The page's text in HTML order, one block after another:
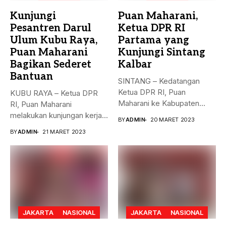
Kunjungi
Pesantren Darul
Ulum Kubu Raya,
Puan Maharani
Bagikan Sederet
Bantuan
KUBU RAYA – Ketua DPR
RI, Puan Maharani
melakukan kunjungan kerja
BYADMIN 21 MARET 2023
Puan Maharani,
Ketua DPR RI
Partama yang
Kunjungi Sintang
Kalbar
SINTANG – Kedatangan
Ketua DPR RI, Puan
Maharani ke Kabupaten
BYADMIN 20 MARET 2023
JAKARTA NASIONAL JAKARTA NASIONAL